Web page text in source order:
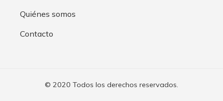
Quiénes somos
Contacto
© 2020 Todos los derechos reservados.